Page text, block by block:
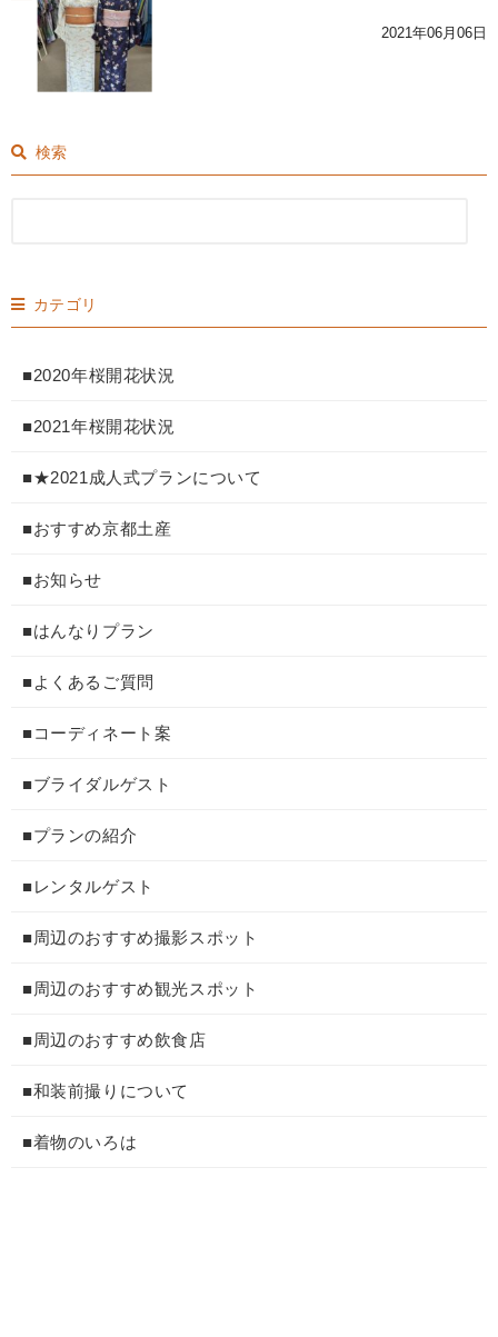
2021年06月06日
検索
カテゴリ
■2020年桜開花状況
■2021年桜開花状況
■★2021成人式プランについて
■おすすめ京都土産
■お知らせ
■はんなりプラン
■よくあるご質問
■コーディネート案
■ブライダルゲスト
■プランの紹介
■レンタルゲスト
■周辺のおすすめ撮影スポット
■周辺のおすすめ観光スポット
■周辺のおすすめ飲食店
■和装前撮りについて
■着物のいろは